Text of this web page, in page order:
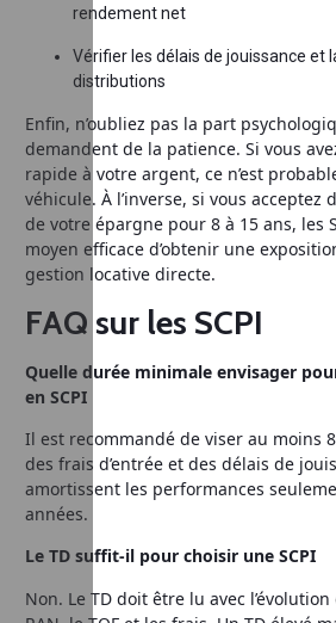
rendement net
Vérifier les délais de jouissance et
distributions
Enfin, n’oubliez pas la part
demandent de la patience. Si vous
rapide à votre argent, ce n’est
véhicule. À l’inverse, si vous
de votre épargne pour 8 à 15 ans, les
moyen efficace d’obtenir une
gestion locative directe.
FAQ sur les SCPI
Quelle durée minimale envisager
en SCPI
Il est recommandé de viser au moins
des frais d’entrée et des délais de
amortissent les performances
années.
Le TD suffit-il pour choisir une SCPI
Non. Le TD doit être lu avec